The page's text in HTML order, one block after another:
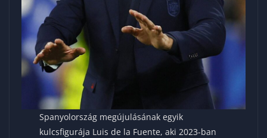
Spanyolország megújulásának egyik
kulcsfigurája Luis de la Fuente, aki 2023-ban